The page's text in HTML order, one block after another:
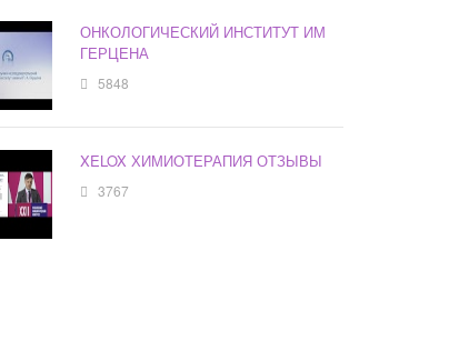
ОНКОЛОГИЧЕСКИЙ ИНСТИТУТ ИМ
ГЕРЦЕНА
5848
XELOX ХИМИОТЕРАПИЯ ОТЗЫВЫ
3767